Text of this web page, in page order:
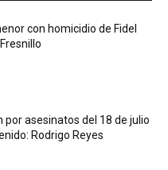
con homicidio de Fidel
por asesinatos del 18 de julio
Rodrigo Reyes